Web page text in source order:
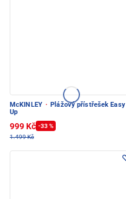
McKINLEY · Plážový přístřešek Easy
Up
999 Kč -33 %
1.499 Kč